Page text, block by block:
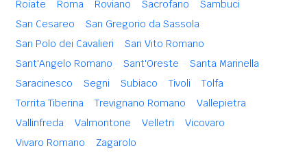
Roiate
Roma Roviano Sacrofano
Sambuci
San Cesareo
San Gregorio da Sassola
San Polo dei Cavalieri
San Vito Romano
Sant'Angelo Romano
Sant'Oreste
Santa Marinella
Saracinesco
Segni Subiaco Tivoli
Tolfa
Torrita Tiberina
Trevignano Romano
Vallepietra
Vallinfreda
Valmontone Velletri
Vicovaro
Vivaro Romano
Zagarolo